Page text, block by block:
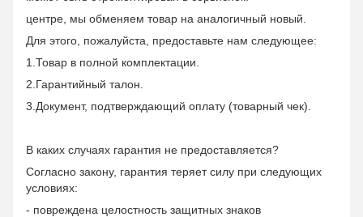
центре, мы обменяем товар на аналогичный новый.
Для этого, пожалуйста, предоставьте нам следующее:
1.Товар в полной комплектации.
2.Гарантийный талон.
3.Документ, подтверждающий оплату (товарный чек).
В каких случаях гарантия не предоставляется?
Согласно закону, гарантия теряет силу при следующих
условиях:
- повреждена целостность защитных знаков